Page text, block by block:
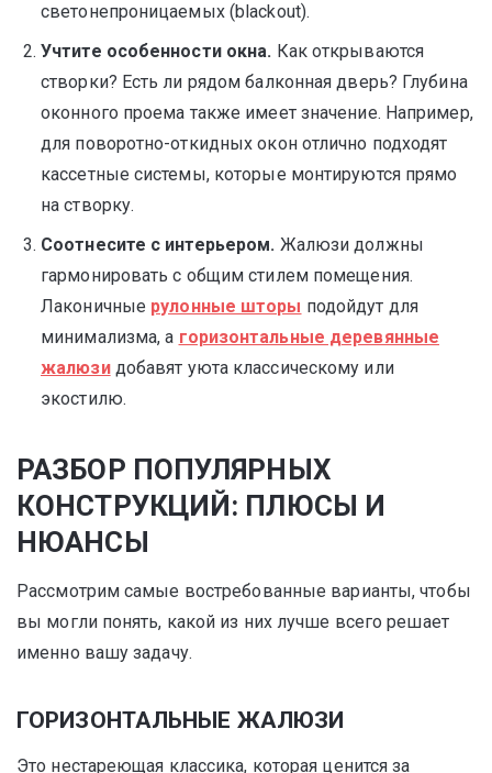
светонепроницаемых (blackout).
Учтите особенности окна. Как открываются
створки? Есть ли рядом балконная дверь? Глубина
оконного проема также имеет значение. Например,
для поворотно-откидных окон отлично подходят
кассетные системы, которые монтируются прямо
на створку.
Соотнесите с интерьером. Жалюзи должны
гармонировать с общим стилем помещения.
Лаконичные рулонные шторы подойдут для
минимализма, а горизонтальные деревянные
жалюзидобавят уюта классическому или
экостилю.
РАЗБОР ПОПУЛЯРНЫХ
КОНСТРУКЦИЙ: ПЛЮСЫ И
НЮАНСЫ
Рассмотрим самые востребованные варианты, чтобы
вы могли понять, какой из них лучше всего решает
именно вашу задачу.
ГОРИЗОНТАЛЬНЫЕ ЖАЛЮЗИ
Это нестареющая классика, которая ценится за